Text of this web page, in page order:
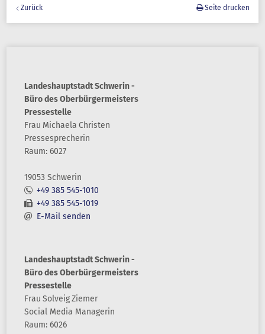
Zurück Seite drucken
Landeshauptstadt Schwerin -
Büro des Oberbürgermeisters
Pressestelle
Frau Michaela Christen
Pressesprecherin
Raum: 6027
19053 Schwerin
+49 385 545-1010
+49 385 545-1019
E-Mail senden
Landeshauptstadt Schwerin -
Büro des Oberbürgermeisters
Pressestelle
Frau SolveigZiemer
Social Media Managerin
Raum: 6026